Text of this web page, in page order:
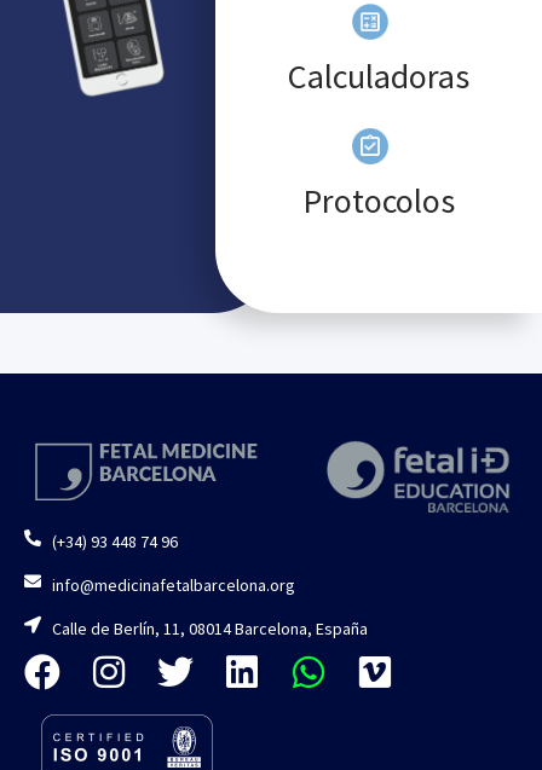
Calculadoras
Protocolos
(+34) 93 448 74 96
info@medicinafetalbarcelona.org
Calle de Berlín, 11, 08014 Barcelona, España